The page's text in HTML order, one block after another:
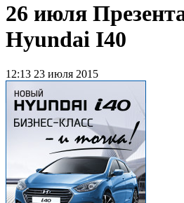
26 июля
Hyundai I40
12:13 23 июля 2015